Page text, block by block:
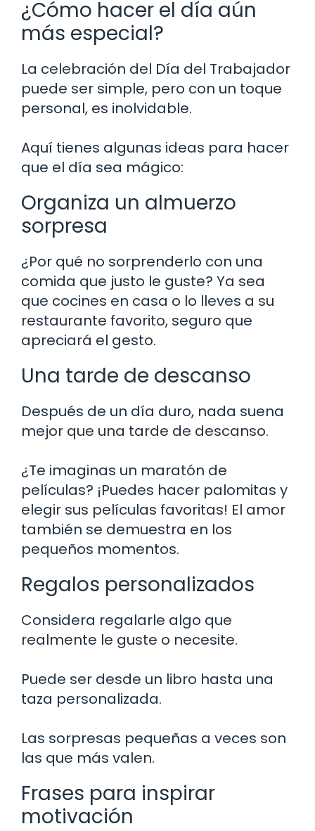
¿Cómo hacer el día aún
más especial?
La celebración del Día del Trabajador
puede ser simple, pero con un toque
personal, es inolvidable.
Aquí tienes algunas ideas para hacer
que el día sea mágico:
Organiza un almuerzo
sorpresa
¿Por qué no sorprenderlo con una
comida que justo le guste? Ya sea
que cocines en casa o lo lleves a su
restaurante favorito, seguro que
apreciará el gesto.
Una tarde de descanso
Después de un día duro, nada suena
mejor que una tarde de descanso.
¿Te imaginas un maratón de
películas? ¡Puedes hacer palomitas y
elegir sus películas favoritas! El amor
también se demuestra en los
pequeños momentos.
Regalos personalizados
Considera regalarle algo que
realmente le guste o necesite.
Puede ser desde un libro hasta una
taza personalizada.
Las sorpresas pequeñas a veces son
las que más valen.
Frases para inspirar
motivación